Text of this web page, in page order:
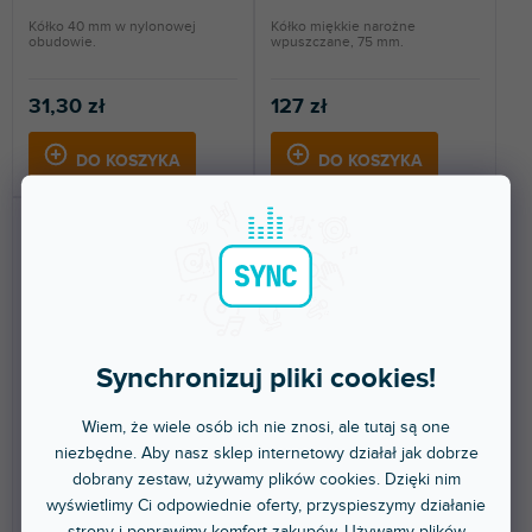
Synchronizuj pliki cookies!
Wiem, że wiele osób ich nie znosi, ale tutaj są one
niezbędne. Aby nasz sklep internetowy działał jak dobrze
dobrany zestaw, używamy plików cookies. Dzięki nim
wyświetlimy Ci odpowiednie oferty, przyspieszymy działanie
31,30 zł
DO KOSZYKA
Kółko 40 mm w nylonowej
obudowie.
127 zł
DO KOSZYKA
Kółko miękkie narożne
wpuszczane, 75 mm.
Hardware 37450 S
Do 5 dni
Kółko miękkie narożne
Hardware 37500 S
Do 5 dni
Kółko narożne montażowe